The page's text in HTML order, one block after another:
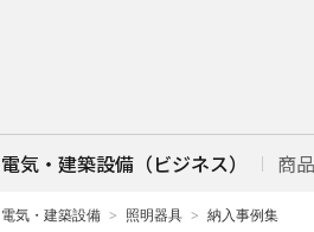
電気・建築設備（ビジネス） 商
電気・建築設備 照明器具 納入事例集